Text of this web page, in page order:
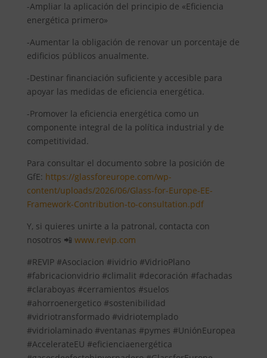
-Ampliar la aplicación del principio de «Eficiencia
energética primero»
-Aumentar la obligación de renovar un porcentaje de
edificios públicos anualmente.
-Destinar financiación suficiente y accesible para
apoyar las medidas de eficiencia energética.
-Promover la eficiencia energética como un
componente integral de la política industrial y de
competitividad.
Para consultar el documento sobre la posición de
GfE: https://glassforeurope.com/wp-
content/uploads/2026/06/Glass-for-Europe-EE-
Framework-Contribution-to-consultation.pdf
Y, si quieres unirte a la patronal, contacta con
nosotros 📲 www.revip.com
#REVIP #Asociacion #ividrio #VidrioPlano
#fabricacionvidrio #climalit #decoración #fachadas
#claraboyas #cerramientos #suelos
#ahorroenergetico #sostenibilidad
#vidriotransformado #vidriotemplado
#vidriolaminado #ventanas #pymes #UniónEuropea
#AccelerateEU #eficienciaenergética